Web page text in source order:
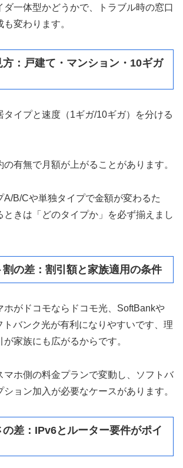
ダ一体型かどうかで、トラブル時の窓口
変わります。
方：戸建て・マンション・10ギガ
タイプと速度（1ギガ/10ギガ）を分ける
有無で月額が上がることがあります。
A/B/Cや単独タイプで金額が変わるた
ときは「どのタイプか」を必ず揃えまし
の差：割引額と家族適用の条件
ホがドコモならドコモ光、SoftBankや
バンク光が有利になりやすいです、理
家族にも広がるからです。
マホ側の料金プランで変動し、ソフトバ
ション加入が必要なケースがあります。
差：IPv6とルーター要件がポイ